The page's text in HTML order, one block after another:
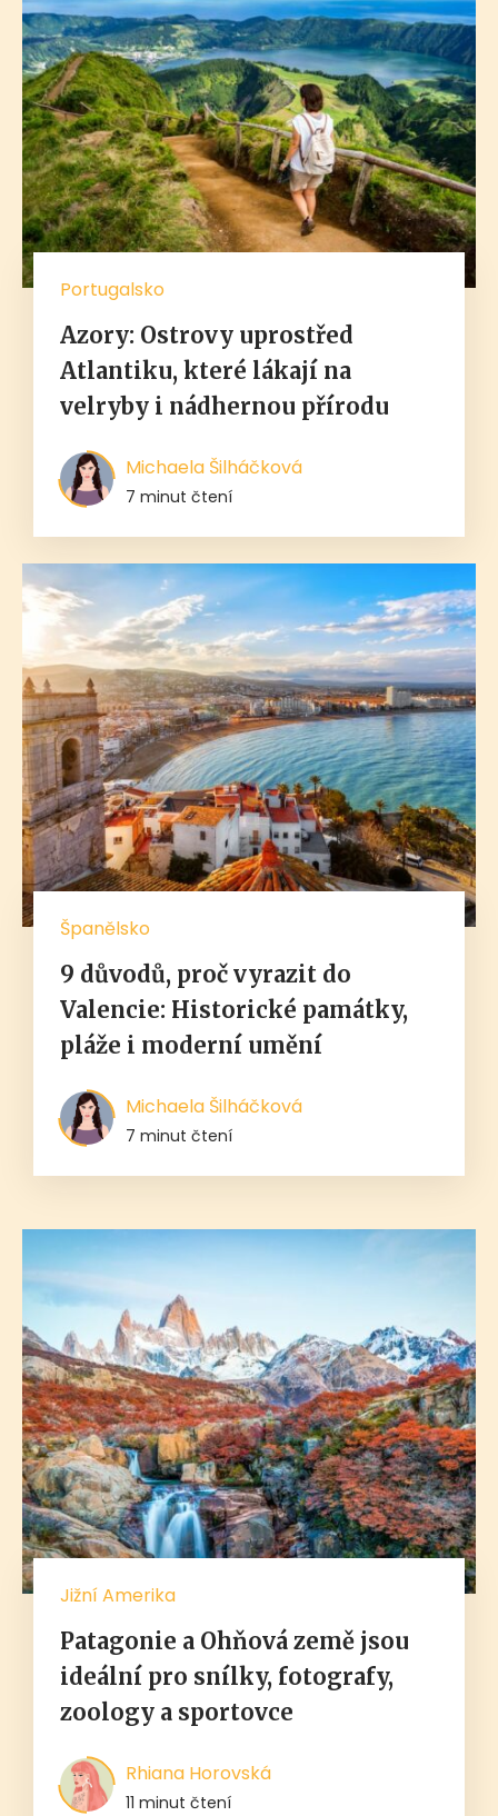
Portugalsko
Azory: Ostrovy uprostřed
Atlantiku, které lákají na
velryby i nádhernou přírodu
Michaela Šilháčková
7 minut čtení
Španělsko
9 důvodů, proč vyrazit do
Valencie: Historické památky,
pláže i moderní umění
Michaela Šilháčková
7 minut čtení
Jižní Amerika
Patagonie a Ohňová země jsou
ideální pro snílky, fotografy,
zoology a sportovce
Rhiana Horovská
11 minut čtení